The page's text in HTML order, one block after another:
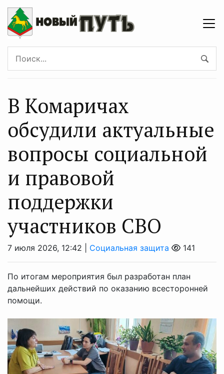
В Комаричах
обсудили актуальные
вопросы социальной
и правовой
поддержки
участников СВО
7 июля 2026, 12:42 | Социальная защита 141
По итогам мероприятия был разработан план
дальнейших действий по оказанию всесторонней
помощи.